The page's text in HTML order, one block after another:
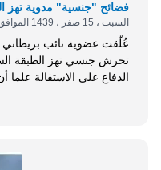
فضائح "جنسية" مدوية تهز
السبت ، 15 صفر ، 1439 الموافق 04 نوفمبر 2017
عُلّقت عضوية نائب
تحرش جنسي تهز الطبقة
طالت سلوكه تجاه شابة